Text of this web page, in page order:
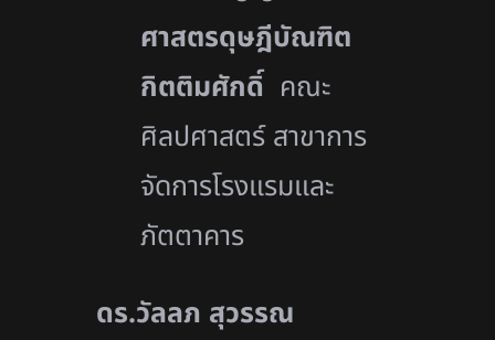
ศาสตรดุษฎีบัณฑิต
กิตติมศักดิ์ คณะ
ศิลปศาสตร์ สาขาการ
จัดการโรงแรมและ
ภัตตาคาร
ดร.วัลลภ สุวรรณ